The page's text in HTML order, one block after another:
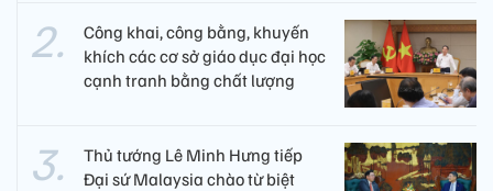
Công khai, công bằng, khuyến
khích các cơ sở giáo dục đại học
cạnh tranh bằng chất lượng​
Thủ tướng Lê Minh Hưng tiếp
Đại sứ Malaysia chào từ biệt